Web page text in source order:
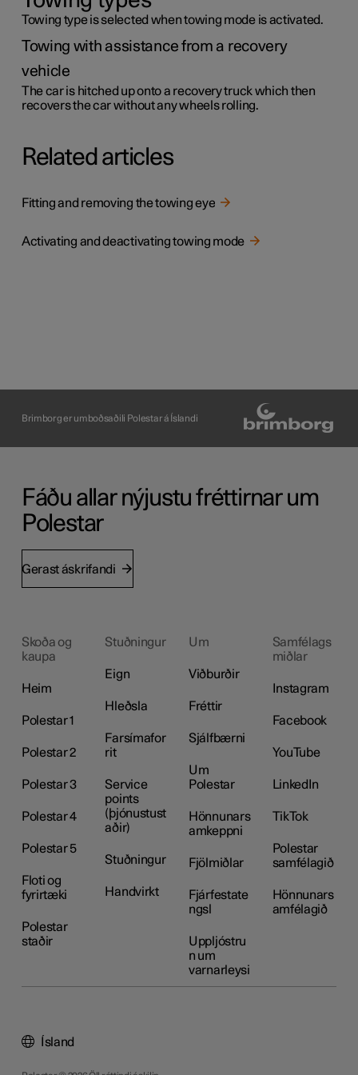
Towing type is selected when towing mode is activated.
Towing with assistance from a recovery
vehicle
The car is hitched up onto a recovery truck which then
recovers the car without any wheels rolling.
Related articles
Fitting and removing the towing eye
Activating and deactivating towing mode
Brimborg er umboðsaðili Polestar á Íslandi
Fáðu allar nýjustu fréttirnar um
Polestar
Gerast áskrifandi
Skoða og
kaupa
Heim
Polestar 1
Polestar 2
Polestar 3
Polestar 4
Polestar 5
Floti og
fyrirtæki
Polestar
staðir
Stuðningur
Eign
Hleðsla
Farsímafor
rit
Service
points
(þjónustust
aðir)
Stuðningur
Handvirkt
Um
Viðburðir
Fréttir
Sjálfbærni
Um
Polestar
Hönnunars
amkeppni
Fjölmiðlar
Fjárfestate
ngsl
Uppljóstru
n um
varnarleysi
Samfélags
miðlar
Instagram
Facebook
YouTube
LinkedIn
TikTok
Polestar
samfélagið
Hönnunars
amfélagið
Ísland